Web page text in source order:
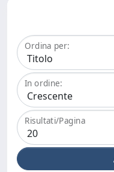
Ordina per:
In ordine:
Risultati/Pagina